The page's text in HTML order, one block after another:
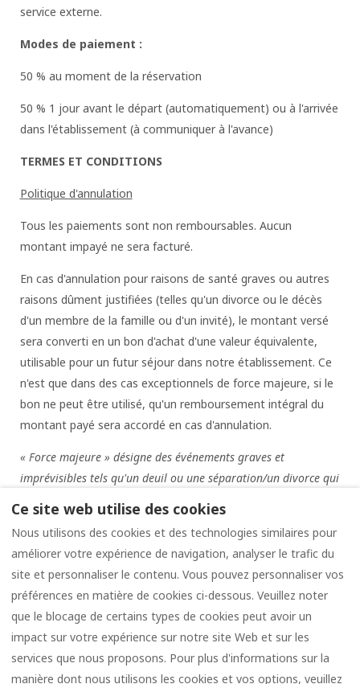
service externe.
Modes de paiement :
50 % au moment de la réservation
50 % 1 jour avant le départ (automatiquement) ou à l'arrivée
dans l'établissement (à communiquer à l'avance)
TERMES ET CONDITIONS
Politique d'annulation
Tous les paiements sont non remboursables. Aucun
montant impayé ne sera facturé.
En cas d'annulation pour raisons de santé graves ou autres
raisons dûment justifiées (telles qu'un divorce ou le décès
d'un membre de la famille ou d'un invité), le montant versé
sera converti en un bon d'achat d'une valeur équivalente,
utilisable pour un futur séjour dans notre établissement. Ce
n'est que dans des cas exceptionnels de force majeure, si le
bon ne peut être utilisé, qu'un remboursement intégral du
montant payé sera accordé en cas d'annulation.
« Force majeure » désigne des événements graves et
imprévisibles tels qu'un deuil ou une séparation/un divorce qui
séjour.
En cas d'arrivée tardive, les clients doivent contacter le
propriétaire : +393389302470 (téléphone, SMS ou
Whatsapp).
Ce site web utilise des cookies
Nous utilisons des cookies et des technologies similaires pour
améliorer votre expérience de navigation, analyser le trafic du
site et personnaliser le contenu. Vous pouvez personnaliser vos
préférences en matière de cookies ci-dessous. Veuillez noter
que le blocage de certains types de cookies peut avoir un
impact sur votre expérience sur notre site Web et sur les
services que nous proposons. Pour plus d'informations sur la
manière dont nous utilisons les cookies et vos options, veuillez